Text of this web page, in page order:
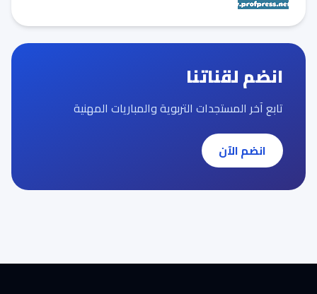
انضم لقناتنا
تابع آخر المستجدات التربوية والمباريات المهنية
انضم الآن